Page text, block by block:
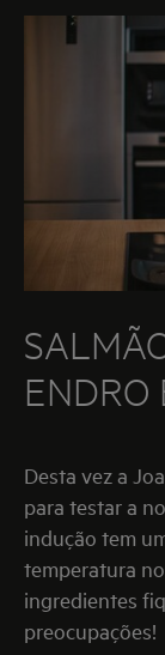
ENDRO
Desta vez a
para testar a
indução tem
temperatura
ingredientes
preocupações!